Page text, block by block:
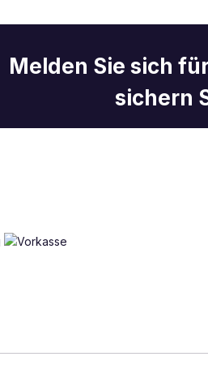
Melden Sie sich
sichern